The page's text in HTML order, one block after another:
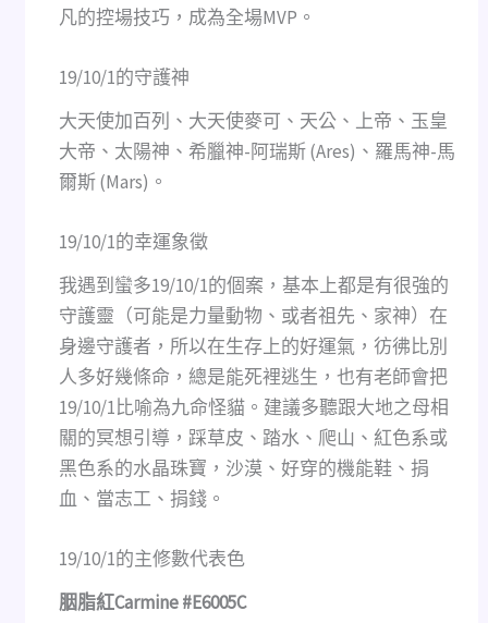
凡的控場技巧，成為全場MVP。
19/10/1的守護神
大天使加百列、大天使麥可、天公、上帝、玉皇
大帝、太陽神、希臘神-阿瑞斯 (Ares)、羅馬神-馬
爾斯 (Mars)。
19/10/1的幸運象徵
我遇到蠻多19/10/1的個案，基本上都是有很強的
守護靈（可能是力量動物、或者祖先、家神）在
身邊守護者，所以在生存上的好運氣，彷彿比別
人多好幾條命，總是能死裡逃生，也有老師會把
19/10/1比喻為九命怪貓。建議多聽跟大地之母相
關的冥想引導，踩草皮、踏水、爬山、紅色系或
黑色系的水晶珠寶，沙漠、好穿的機能鞋、捐
血、當志工、捐錢。
19/10/1的主修數代表色
胭脂紅Carmine #E6005C